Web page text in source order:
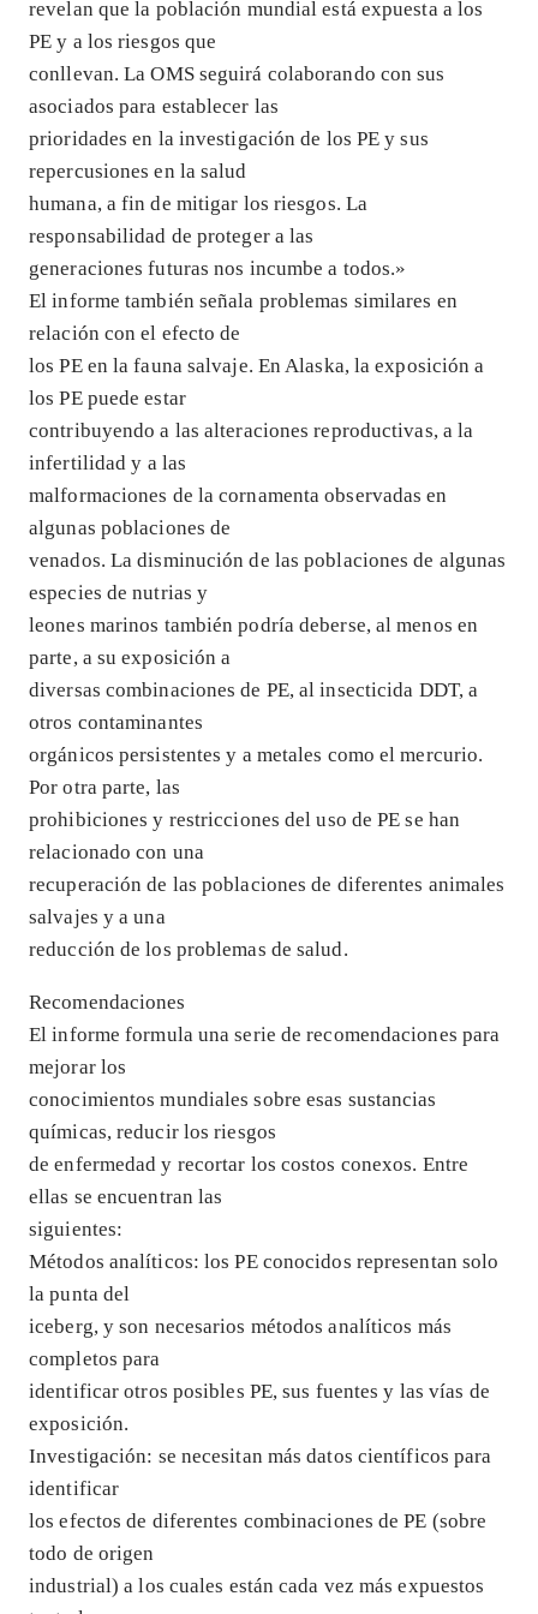
revelan que la población mundial está expuesta a los
PE y a los riesgos que
conllevan. La OMS seguirá colaborando con sus
asociados para establecer las
prioridades en la investigación de los PE y sus
repercusiones en la salud
humana, a fin de mitigar los riesgos. La
responsabilidad de proteger a las
generaciones futuras nos incumbe a todos.»
El informe también señala problemas similares en
relación con el efecto de
los PE en la fauna salvaje. En Alaska, la exposición a
los PE puede estar
contribuyendo a las alteraciones reproductivas, a la
infertilidad y a las
malformaciones de la cornamenta observadas en
algunas poblaciones de
venados. La disminución de las poblaciones de algunas
especies de nutrias y
leones marinos también podría deberse, al menos en
parte, a su exposición a
diversas combinaciones de PE, al insecticida DDT, a
otros contaminantes
orgánicos persistentes y a metales como el mercurio.
Por otra parte, las
prohibiciones y restricciones del uso de PE se han
relacionado con una
recuperación de las poblaciones de diferentes animales
salvajes y a una
reducción de los problemas de salud.
Recomendaciones
El informe formula una serie de recomendaciones para
mejorar los
conocimientos mundiales sobre esas sustancias
químicas, reducir los riesgos
de enfermedad y recortar los costos conexos. Entre
ellas se encuentran las
siguientes:
Métodos analíticos: los PE conocidos representan solo
la punta del
iceberg, y son necesarios métodos analíticos más
completos para
identificar otros posibles PE, sus fuentes y las vías de
exposición.
Investigación: se necesitan más datos científicos para
identificar
los efectos de diferentes combinaciones de PE (sobre
todo de origen
industrial) a los cuales están cada vez más expuestos